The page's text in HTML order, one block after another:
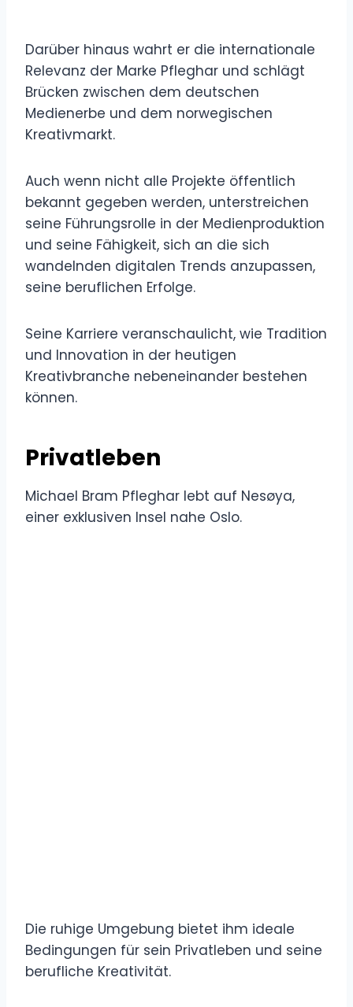
Darüber hinaus wahrt er die internationale
Relevanz der Marke Pfleghar und schlägt
Brücken zwischen dem deutschen
Medienerbe und dem norwegischen
Kreativmarkt.
Auch wenn nicht alle Projekte öffentlich
bekannt gegeben werden, unterstreichen
seine Führungsrolle in der Medienproduktion
und seine Fähigkeit, sich an die sich
wandelnden digitalen Trends anzupassen,
seine beruflichen Erfolge.
Seine Karriere veranschaulicht, wie Tradition
und Innovation in der heutigen
Kreativbranche nebeneinander bestehen
können.
Privatleben
Michael Bram Pfleghar lebt auf Nesøya,
einer exklusiven Insel nahe Oslo.
Die ruhige Umgebung bietet ihm ideale
Bedingungen für sein Privatleben und seine
berufliche Kreativität.